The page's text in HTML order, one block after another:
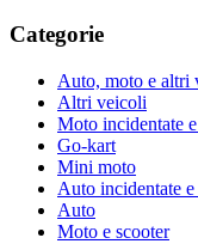
Categorie
Auto, moto e altri
Altri veicoli
Moto incidentate
Go-kart
Mini moto
Auto incidentate e
Auto
Moto e scooter